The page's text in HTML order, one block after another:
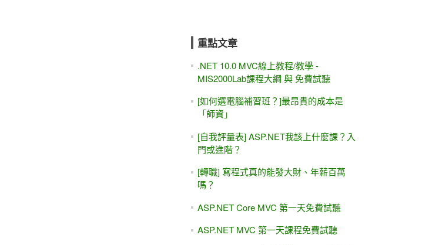
重點文章
.NET 10.0 MVC線上教程/教學 -
MIS2000Lab課程大綱 與 免費試聽
[如何選電腦補習班？]最昂貴的成本是
「師資」
[自我評量表] ASP.NET我該上什麼課？入
門或進階？
[轉職] 寫程式真的能發大財、年薪百萬
嗎？
ASP.NET Core MVC 第一天免費試聽
ASP.NET MVC 第一天課程免費試聽